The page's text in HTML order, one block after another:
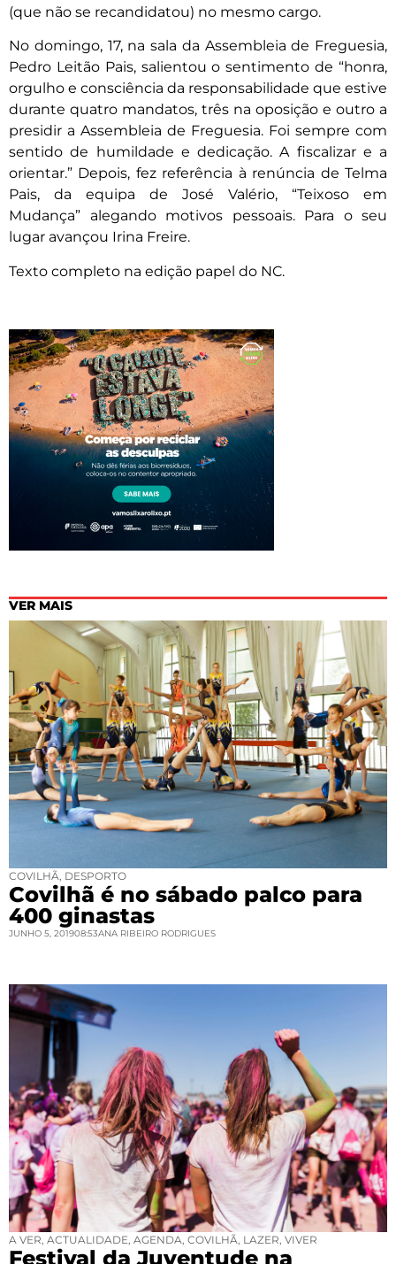
(que não se recandidatou) no mesmo cargo.
No domingo, 17, na sala da Assembleia de Freguesia,
Pedro Leitão Pais, salientou o sentimento de “honra,
orgulho e consciência da responsabilidade que estive
durante quatro mandatos, três na oposição e outro a
presidir a Assembleia de Freguesia. Foi sempre com
sentido de humildade e dedicação. A fiscalizar e a
orientar.” Depois, fez referência à renúncia de Telma
Pais, da equipa de José Valério, “Teixoso em
Mudança” alegando motivos pessoais. Para o seu
lugar avançou Irina Freire.
Texto completo na edição papel do NC.
VER MAIS
COVILHÃ DESPORTO
Covilhã é no sábado palco para
400 ginastas
JUNHO 5, 201908:53ANA RIBEIRO RODRIGUES
A VER ACTUALIDADE AGENDA COVILHÃ LAZER VIVER
Festival da Juventude na